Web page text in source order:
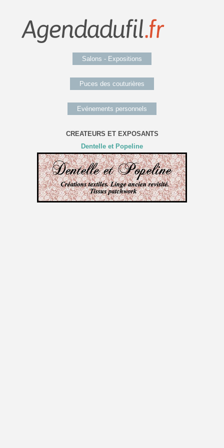
Salons - Expositions
Puces des couturières
Evénements personnels
CREATEURS ET EXPOSANTS
Dentelle et Popeline